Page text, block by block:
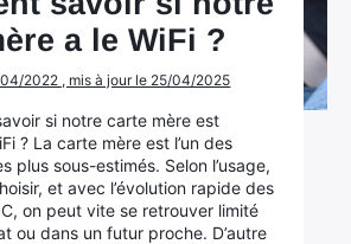
a le WiFi ?
2022 , mis à jour le 25/04/2025
si notre carte mère est
? La carte mère est l’un des
plus sous-estimés. Selon l’usage,
et avec l’évolution rapide des
on peut vite se retrouver limité
ou dans un futur proche. D’autre